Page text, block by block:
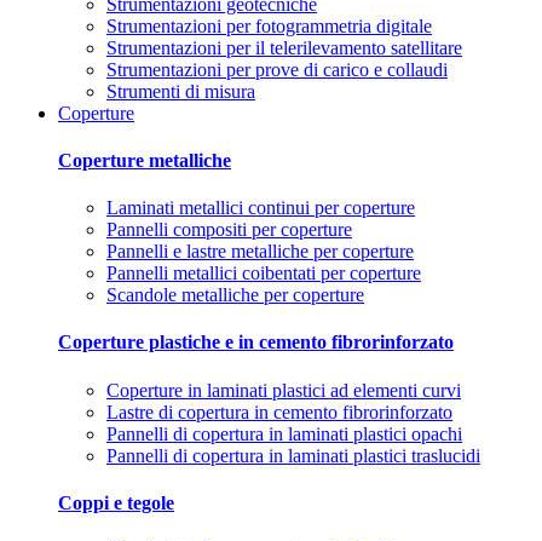
Strumentazioni per fotogrammetria digitale
Strumentazioni per il telerilevamento satellitare
Strumentazioni per prove di carico e collaudi
Strumenti di misura
Coperture
Coperture metalliche
Laminati metallici continui per coperture
Pannelli compositi per coperture
Pannelli e lastre metalliche per coperture
Pannelli metallici coibentati per coperture
Scandole metalliche per coperture
Coperture plastiche e in cemento fibrorinforzato
Coperture in laminati plastici ad elementi curvi
Lastre di copertura in cemento fibrorinforzato
Pannelli di copertura in laminati plastici opachi
Pannelli di copertura in laminati plastici traslucidi
Coppi e tegole